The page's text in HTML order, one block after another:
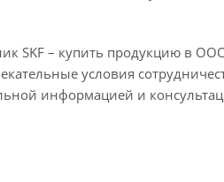
SKF – купить продукцию в
условия
информацией и